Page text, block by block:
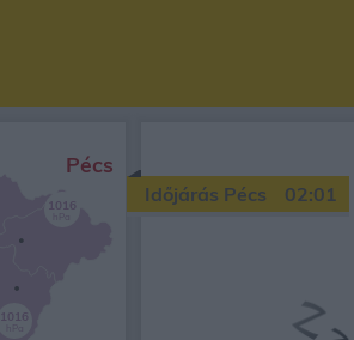
Pécs
1016
1016 Időjárás Pécs 02:02